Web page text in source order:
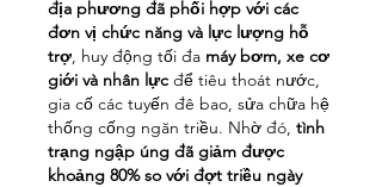
địa phương đã phối hợp với các
đơn vị chức năng và lực lượng hỗ
trợ, huy động tối đa máy bơm, xe cơ
giới và nhân lực để tiêu thoát nước,
gia cố các tuyến đê bao, sửa chữa hệ
thống cống ngăn triều. Nhờ đó, tình
trạng ngập úng đã giảm được
khoảng 80% so với đợt triều ngày